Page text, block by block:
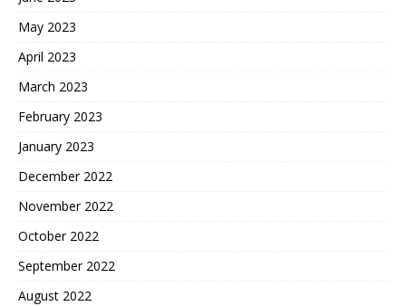
May 2023
April 2023
March 2023
February 2023
January 2023
December 2022
November 2022
October 2022
September 2022
August 2022